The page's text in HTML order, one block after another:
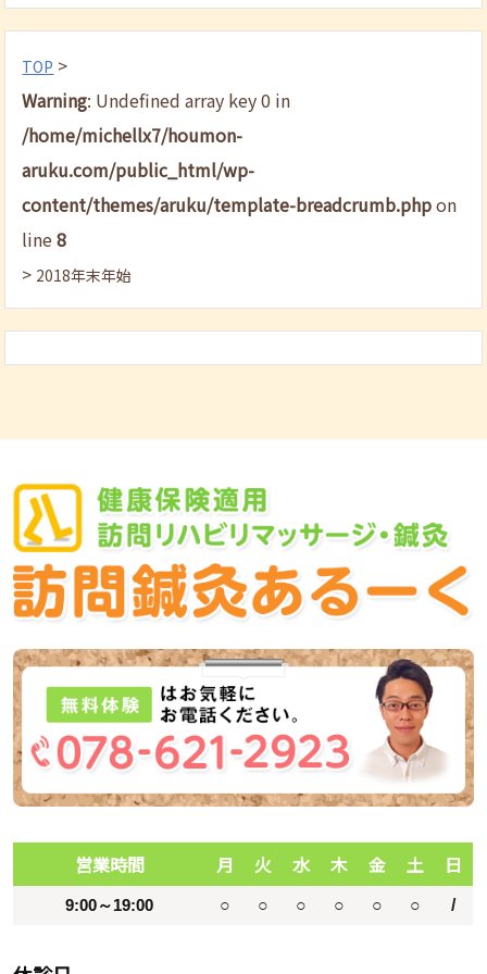
TOP >
Warning: Undefined array key 0 in
/home/michellx7/houmon-
aruku.com/public_html/wp-
content/themes/aruku/template-breadcrumb.phpon
line8
> 2018年末年始
営業時間 月 火 水 木 金 土 日
9:00～19:00 ○ ○ ○ ○ ○ ○ /